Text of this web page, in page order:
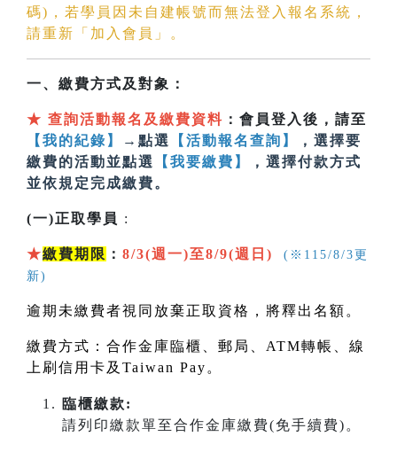
碼)，若學員因未自建帳號而無法登入報名系統，
請重新「加入會員」。
一、繳費方式及對象：
★ 查詢活動報名及繳費資料 ：會員登入後，請至
【我的紀錄】
→點選 【活動報名查詢】
，選擇要
繳費的活動並點選
【我要繳費】
，選擇付款方式
並依規定完成繳費。
(一)正取學員 :
★繳費期限 ： 8/3(週一)至8/9(週日)
(※115/8/3更
新)
逾期未繳費者視同放棄正取資格，將釋出名額。
繳費方式：合作金庫臨櫃、郵局、 ATM轉帳、線
上刷信用卡及 Taiwan Pay 。
臨櫃繳款:
請列印繳款單至合作金庫繳費(免手續費)。